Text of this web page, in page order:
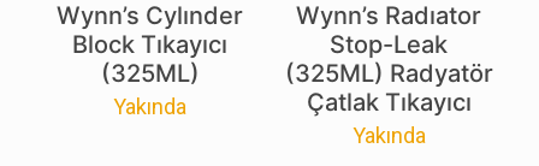
Wynn’s Cylınder
Block Tıkayıcı
(325ML)
Yakında
Wynn’s Radıator
Stop-Leak
(325ML) Radyatör
Çatlak Tıkayıcı
Yakında